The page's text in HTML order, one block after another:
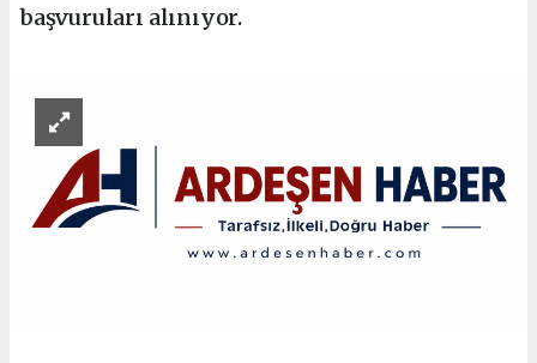
başvuruları alınıyor.